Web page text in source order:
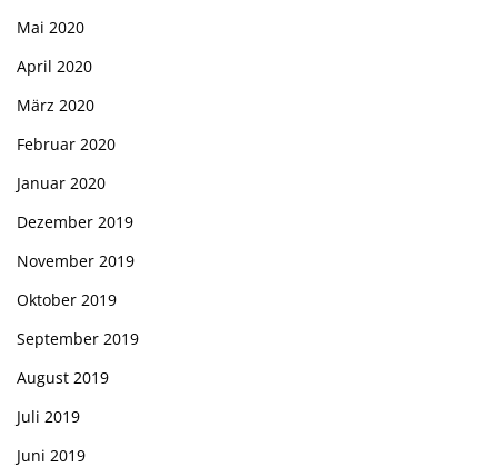
Mai 2020
April 2020
März 2020
Februar 2020
Januar 2020
Dezember 2019
November 2019
Oktober 2019
September 2019
August 2019
Juli 2019
Juni 2019